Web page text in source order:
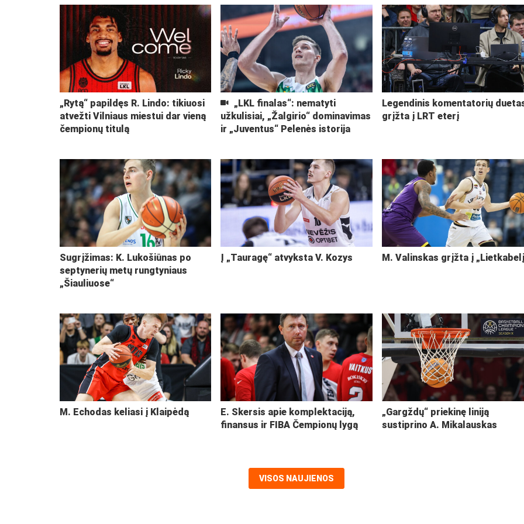
„Rytą“ papildęs R. Lindo: tikiuosi
atvežti Vilniaus miestui dar vieną
čempionų titulą
„LKL finalas“: nematyti
užkulisiai, „Žalgirio“ dominavimas
ir „Juventus“ Pelenės istorija
Legendinis komentatorių
grįžta į LRT eterį
Sugrįžimas: K. Lukošiūnas po
septynerių metų rungtyniaus
„Šiauliuose“
Į „Tauragę“ atvyksta V. Kozys M. Valinskas grįžta į
M. Echodas keliasi į Klaipėdą
E. Skersis apie komplektaciją,
finansus ir FIBA Čempionų lygą
„Gargždų“ priekinę liniją
sustiprino A. Mikalauskas
VISOS NAUJIENOS